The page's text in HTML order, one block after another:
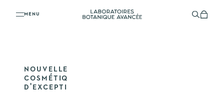
Laboratoires Botanique Avancée
Menu Panier
NOUVELLE
COSMÉTIQUE
D'EXCEPTION
VOTRE PANIER EST VIDE